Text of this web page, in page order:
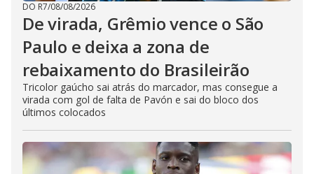
DO R7/08/08/2026
De virada, Grêmio vence o São
Paulo e deixa a zona de
rebaixamento do Brasileirão
Tricolor gaúcho sai atrás do marcador, mas consegue a
virada com gol de falta de Pavón e sai do bloco dos
últimos colocados